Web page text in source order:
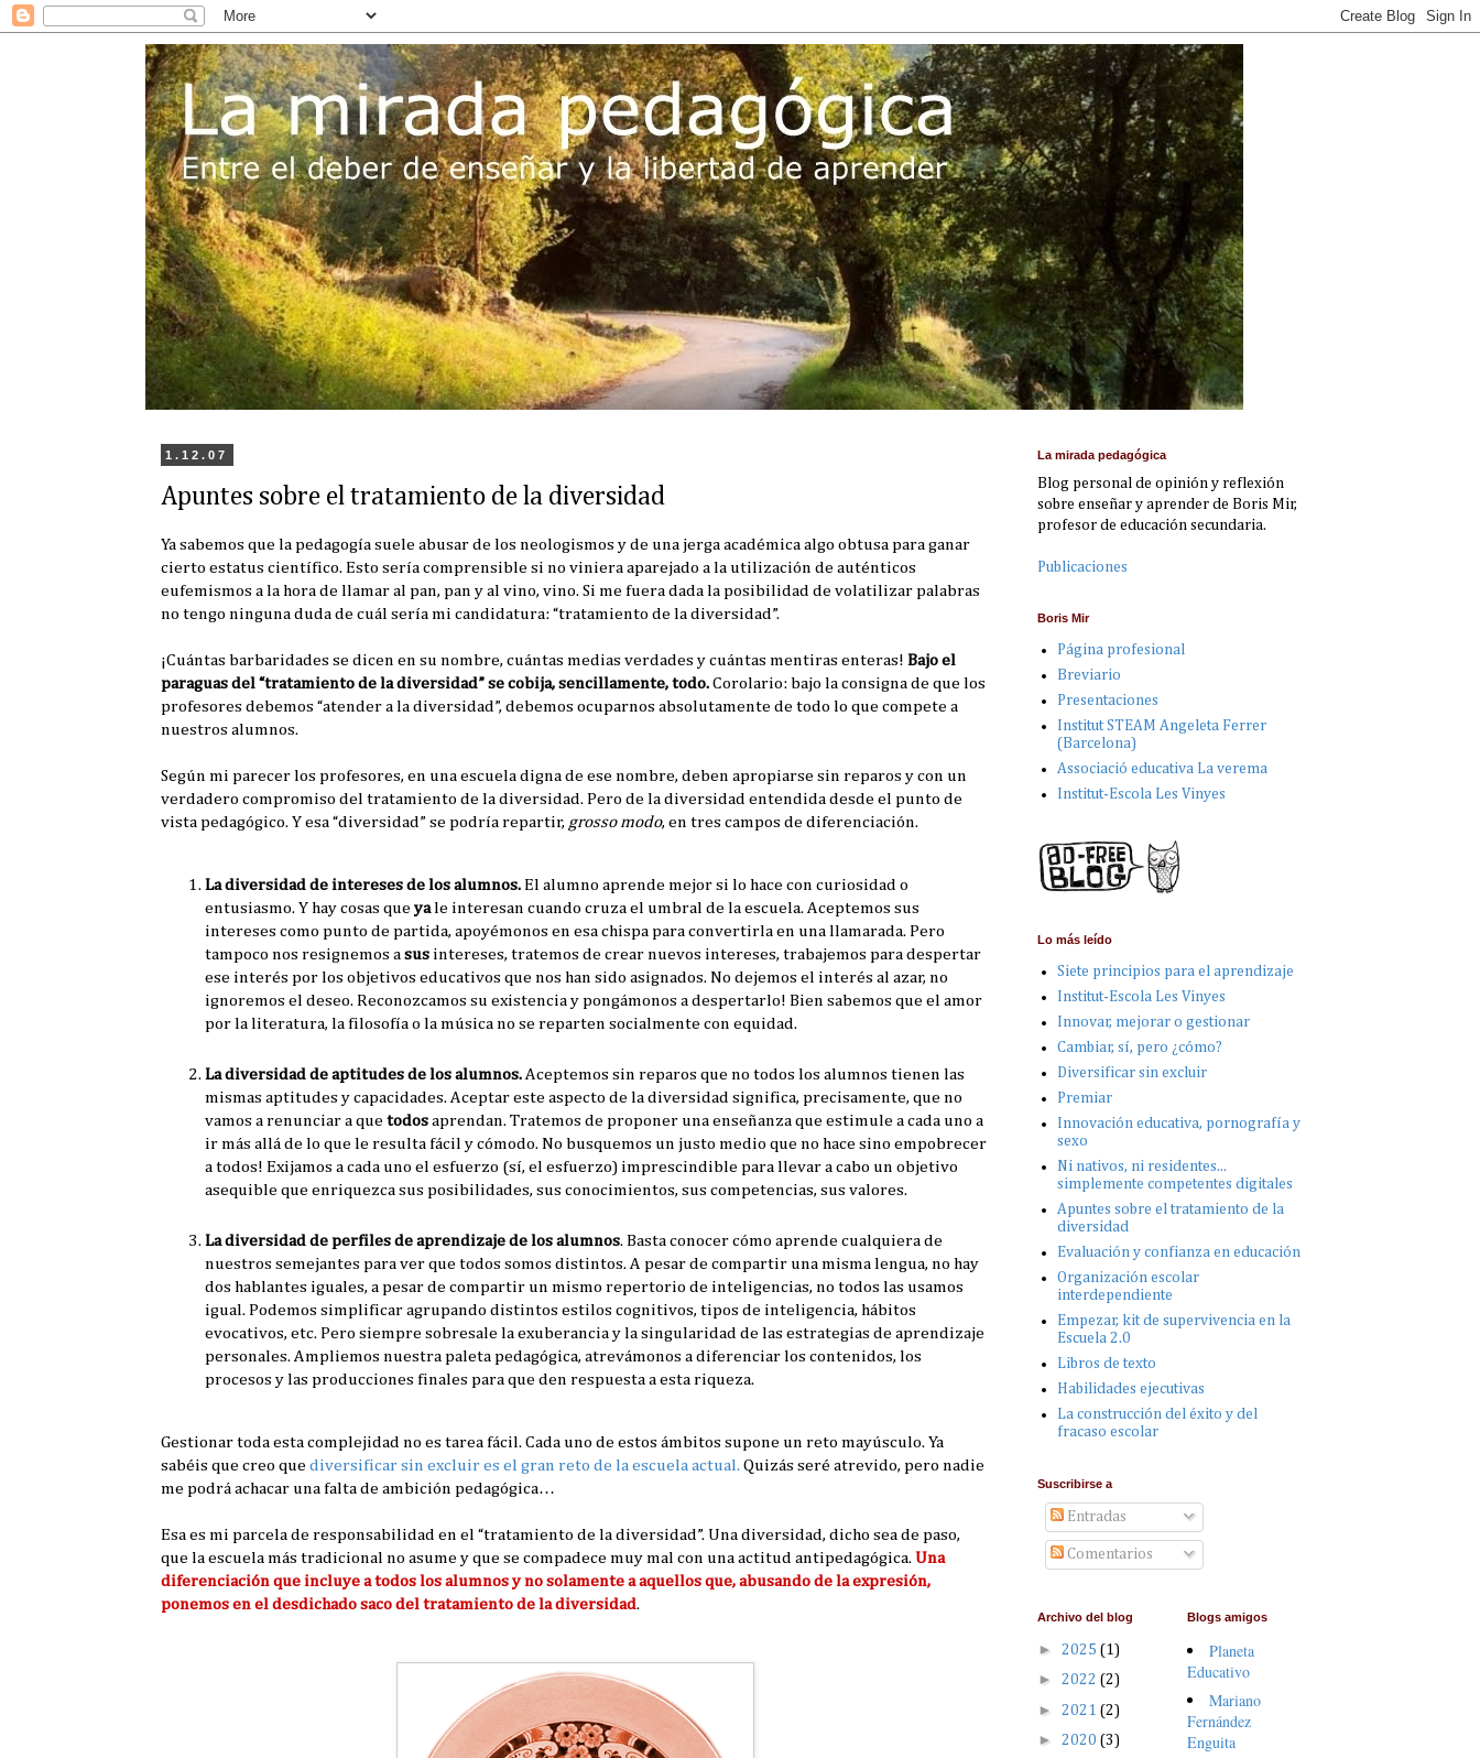
1.12.07
Apuntes sobre el tratamiento de la diversidad
Ya sabemos que la pedagogía suele abusar de los neologismos y de una jerga académica algo obtusa para ganar
cierto estatus científico. Esto sería comprensible si no viniera aparejado a la utilización de auténticos
eufemismos a la hora de llamar al pan, pan y al vino, vino. Si me fuera dada la posibilidad de volatilizar palabras
no tengo ninguna duda de cuál sería mi candidatura: “tratamiento de la diversidad”.
¡Cuántas barbaridades se dicen en su nombre, cuántas medias verdades y cuántas mentiras enteras! Bajo el
paraguas del “tratamiento de la diversidad” se cobija, sencillamente, todo. Corolario: bajo la consigna de que los
profesores debemos “atender a la diversidad”, debemos ocuparnos absolutamente de todo lo que compete a
nuestros alumnos.
Según mi parecer los profesores, en una escuela digna de ese nombre, deben apropiarse sin reparos y con un
verdadero compromiso del tratamiento de la diversidad. Pero de la diversidad entendida desde el punto de
vista pedagógico. Y esa “diversidad” se podría repartir, grosso modo, en tres campos de diferenciación.
La diversidad de intereses de los alumnos. El alumno aprende mejor si lo hace con curiosidad o
entusiasmo. Y hay cosas que yale interesan cuando cruza el umbral de la escuela. Aceptemos sus
intereses como punto de partida, apoyémonos en esa chispa para convertirla en una llamarada. Pero
tampoco nos resignemos a sus intereses, tratemos de crear nuevos intereses, trabajemos para despertar
ese interés por los objetivos educativos que nos han sido asignados. No dejemos el interés al azar, no
ignoremos el deseo. Reconozcamos su existencia y pongámonos a despertarlo! Bien sabemos que el amor
por la literatura, la filosofía o la música no se reparten socialmente con equidad.
La diversidad de aptitudes de los alumnos.Aceptemos sin reparos que no todos los alumnos tienen las
mismas aptitudes y capacidades. Aceptar este aspecto de la diversidad significa, precisamente, que no
vamos a renunciar a que todos aprendan. Tratemos de proponer una enseñanza que estimule a cada uno a
ir más allá de lo que le resulta fácil y cómodo. No busquemos un justo medio que no hace sino empobrecer
a todos! Exijamos a cada uno el esfuerzo (sí, el esfuerzo) imprescindible para llevar a cabo un objetivo
asequible que enriquezca sus posibilidades, sus conocimientos, sus competencias, sus valores.
La diversidad de perfiles de aprendizaje de los alumnos. Basta conocer cómo aprende cualquiera de
nuestros semejantes para ver que todos somos distintos. A pesar de compartir una misma lengua, no hay
dos hablantes iguales, a pesar de compartir un mismo repertorio de inteligencias, no todos las usamos
igual. Podemos simplificar agrupando distintos estilos cognitivos, tipos de inteligencia, hábitos
evocativos, etc. Pero siempre sobresale la exuberancia y la singularidad de las estrategias de aprendizaje
personales. Ampliemos nuestra paleta pedagógica, atrevámonos a diferenciar los contenidos, los
procesos y las producciones finales para que den respuesta a esta riqueza.
Gestionar toda esta complejidad no es tarea fácil. Cada uno de estos ámbitos supone un reto mayúsculo. Ya
sabéis que creo que diversificar sin excluir es el gran reto de la escuela actual. Quizás seré atrevido, pero nadie
me podrá achacar una falta de ambición pedagógica…
Esa es mi parcela de responsabilidad en el “tratamiento de la diversidad”. Una diversidad, dicho sea de paso,
que la escuela más tradicional no asume y que se compadece muy mal con una actitud antipedagógica. Una
diferenciación que incluye a todos los alumnos y no solamente a aquellos que, abusando de la expresión,
ponemos en el desdichado saco del tratamiento de la diversidad.
La mirada pedagógica
Blog personal de opinión y reflexión
sobre enseñar y aprender de Boris Mir,
profesor de educación secundaria.
Publicaciones
Boris Mir
Página profesional
Breviario
Presentaciones
Institut STEAM Angeleta Ferrer
(Barcelona)
Associació educativa La verema
Institut-Escola Les Vinyes
Lo más leído
Siete principios para el aprendizaje
Institut-Escola Les Vinyes
Innovar, mejorar o gestionar
Cambiar, sí, pero ¿cómo?
Diversificar sin excluir
Premiar
Innovación educativa, pornografía y
sexo
Ni nativos, ni residentes...
simplemente competentes digitales
Apuntes sobre el tratamiento de la
diversidad
Evaluación y confianza en educación
Organización escolar
interdependiente
Empezar, kit de supervivencia en la
Escuela 2.0
Libros de texto
Habilidades ejecutivas
La construcción del éxito y del
fracaso escolar
Suscribirse a
Entradas
Comentarios
Archivo del blog
► 2025 (1)
► 2022 (2)
► 2021 (2)
► 2020 (3)
Blogs amigos
Planeta
Educativo
Mariano
Fernández
Enguita